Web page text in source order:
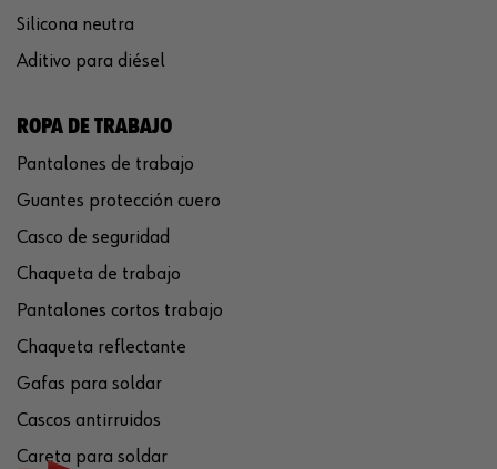
Silicona neutra
Aditivo para diésel
ROPA DE TRABAJO
Pantalones de trabajo
Guantes protección cuero
Casco de seguridad
Chaqueta de trabajo
Pantalones cortos trabajo
Chaqueta reflectante
Gafas para soldar
Cascos antirruidos
Careta para soldar